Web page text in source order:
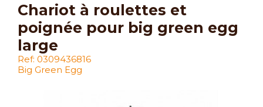
chariot à roulettes et
poignée pour big green egg
large
Ref: 0309436816
Big Green Egg